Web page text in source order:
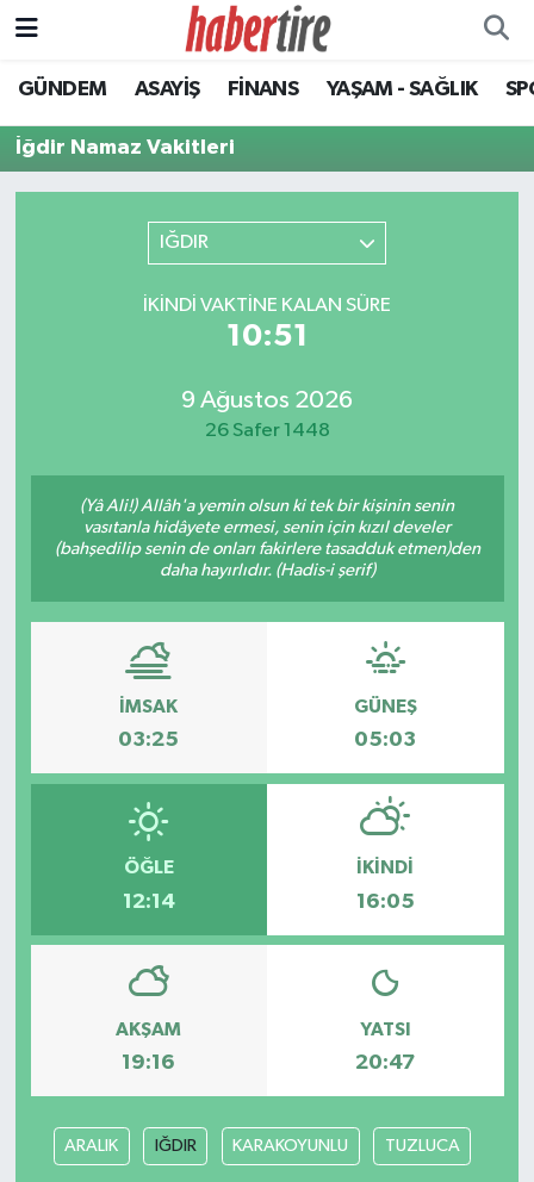
GÜNDEM ASAYİŞ FİNANS YAŞAM - SAĞLIK
İğdir Namaz Vakitleri
IĞDIR
İKINDI VAKTINE KALAN SÜRE
10:51
9 Ağustos 2026
26 Safer 1448
(Yâ Ali!) Allâh'a yemin olsun ki tek bir kişinin senin
vasıtanla hidâyete ermesi, senin için kızıl develer
(bahşedilip senin de onları fakirlere tasadduk etmen)den
daha hayırlıdır. (Hadis-i şerif)
İMSAK
03:25
GÜNEŞ
05:03
ÖĞLE
12:14
İKINDI
16:05
AKŞAM
19:16
YATSI
20:47
ARALIK IĞDIR KARAKOYUNLU TUZLUCA
Tire Nöbetçi Eczaneler
Tire Hava Durumu
Son Dakika Haberleri